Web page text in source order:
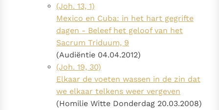
(Joh. 13, 1)
Mexico en Cuba: in het hart gegrifte
dagen - Beleef het geloof van het
Sacrum Triduum, 9
(Audiëntie 04.04.2012)
(Joh. 19, 30)
Elkaar de voeten wassen in de zin dat
we elkaar telkens weer vergeven
(Homilie Witte Donderdag 20.03.2008)